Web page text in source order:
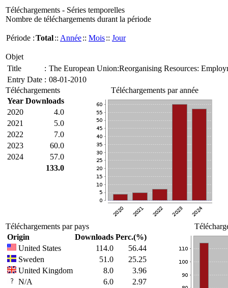
Téléchargements - Séries temporelles
Nombre de téléchargements durant la période
Période :Total:: Année:: Mois:: Jour
Objet
Title
: The European Union:Reorganising Resources:
Entry Date : 08-01-2010
Téléchargements
Year Downloads
2020
4.0
2021
5.0
2022
7.0
2023
60.0
2024
57.0
133.0
Téléchargements par année
Téléchargements par pays
Origin
Downloads Perc.(%)
United States
114.0
56.44
Sweden
51.0
25.25
United Kingdom
8.0
3.96
N/A
6.0
2.97